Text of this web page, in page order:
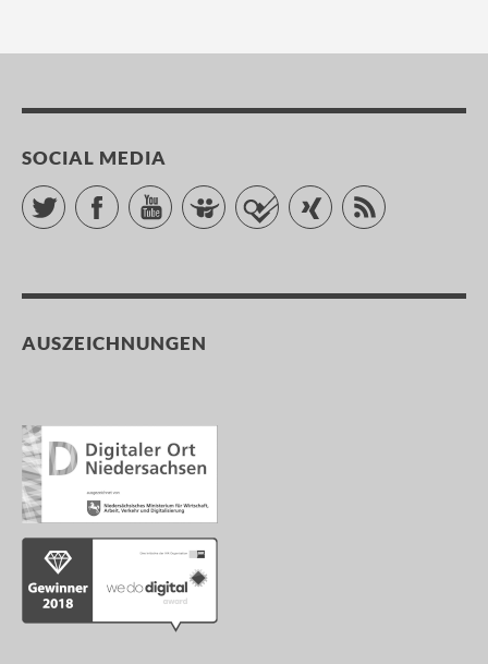
SOCIAL MEDIA
Twitter Facebook YouTube Slideshare FoursquareXing
AUSZEICHNUNGEN